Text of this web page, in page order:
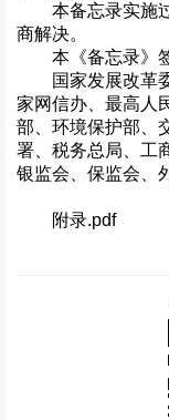
本备忘录实施过
商解决。
本《备忘录》签
国家发展改革委
家网信办、最高人
部、环境保护部、
署、税务总局、工
银监会、保监会、
附录.pdf